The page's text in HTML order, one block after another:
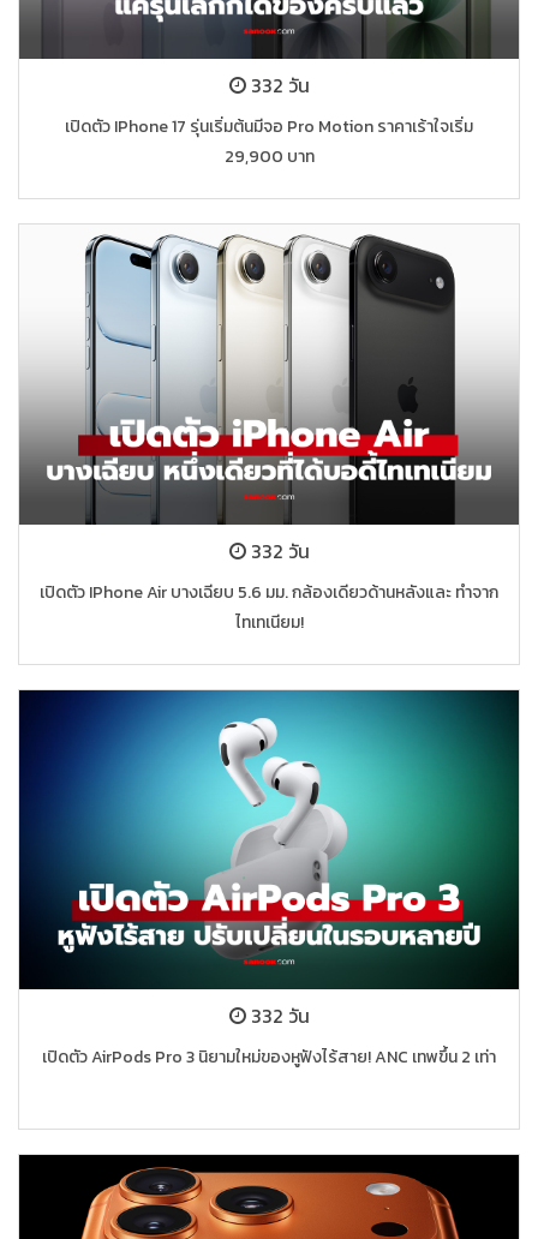
332 วัน
เปิดตัว IPhone 17 รุ่นเริ่มต้นมีจอ Pro Motion ราคาเร้าใจเริ่ม
29,900 บาท
332 วัน
เปิดตัว IPhone Air บางเฉียบ 5.6 มม. กล้องเดียวด้านหลังและ ทำจาก
ไทเทเนียม!
332 วัน
เปิดตัว AirPods Pro 3 นิยามใหม่ของหูฟังไร้สาย! ANC เทพขึ้น 2 เท่า